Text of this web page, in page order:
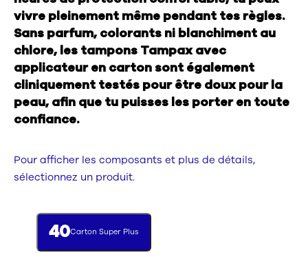
vivre pleinement même pendant tes règles.
Sans parfum, colorants ni blanchiment au
chlore, les tampons Tampax avec
applicateur en carton sont également
cliniquement testés pour être doux pour la
peau, afin que tu puisses les porter en toute
confiance.
Pour afficher les composants et plus de détails,
sélectionnez un produit.
40Carton Super Plus